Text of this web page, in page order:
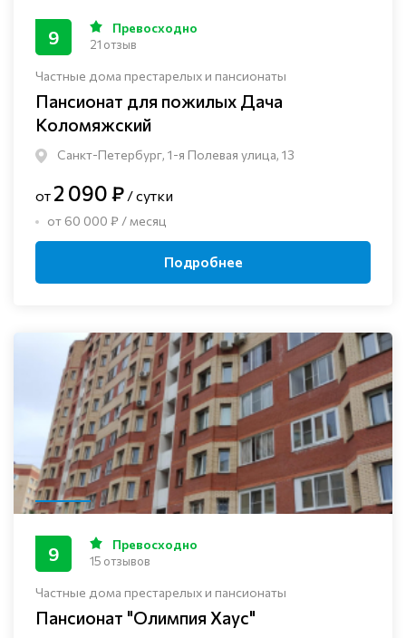
Частные дома престарелых и пансионаты
Пансионат для пожилых Дача
Коломяжский
Санкт-Петербург, 1-я Полевая улица, 13
9 Превосходно
21 отзыв
от 2 090 ₽ / сутки
от 60 000 ₽ / месяц
Подробнее
Частные дома престарелых и пансионаты
Пансионат "Олимпия Хаус"
9 Превосходно
15 отзывов